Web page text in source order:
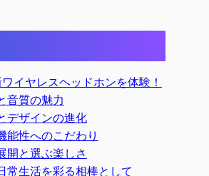
ワイヤレスヘッドホンを体験！
音質の魅力
デザインの進化
能性へのこだわり
開と選ぶ楽しさ
常生活を彩る相棒として